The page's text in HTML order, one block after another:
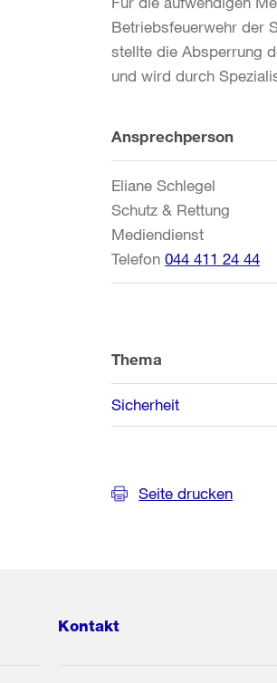
Betriebsfeuerwehr der
stellte die Absperrung
und wird durch
Weitere
Ansprechperson
Eliane Schlegel
Schutz & Rettung
Mediendienst
Telefon 044 411 24 44
Thema
Sicherheit
Seite drucken
Kontakt